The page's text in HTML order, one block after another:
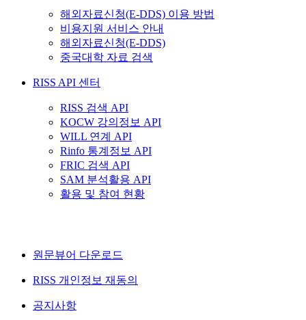
해외자료신청(E-DDS) 이용 방법
비용지원 서비스 안내
해외자료신청(E-DDS)
중국대학 자료 검색
RISS API 센터
RISS 검색 API
KOCW 강의정보 API
WILL 연계 API
Rinfo 통계정보 API
FRIC 검색 API
SAM 분석활용 API
활용 및 참여 현황
원문뷰어 다운로드
RISS 개인정보 재동의
공지사항